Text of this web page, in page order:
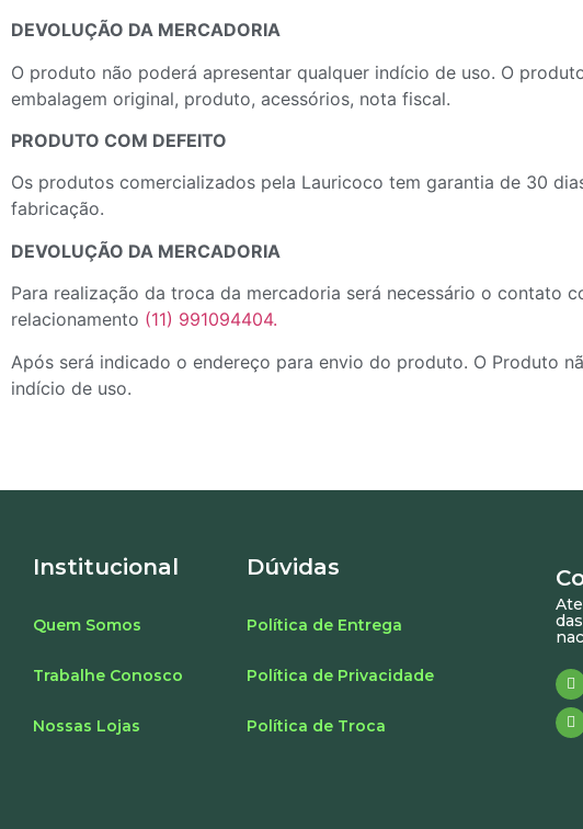
DEVOLUÇÃO DA MERCADORIA
O produto não poderá apresentar qualquer indício de uso. O
embalagem original, produto, acessórios, nota fiscal.
PRODUTO COM DEFEITO
Os produtos comercializados pela Lauricoco tem garantia de 30
fabricação.
DEVOLUÇÃO DA MERCADORIA
Para realização da troca da mercadoria será necessário o contato
relacionamento (11) 991094404.
Após será indicado o endereço para envio do produto. O Produto
indício de uso.
Institucional
Quem Somos
Trabalhe Conosco
Nossas Lojas
Dúvidas
Política de Entrega
Política de Privacidade
Política de Troca